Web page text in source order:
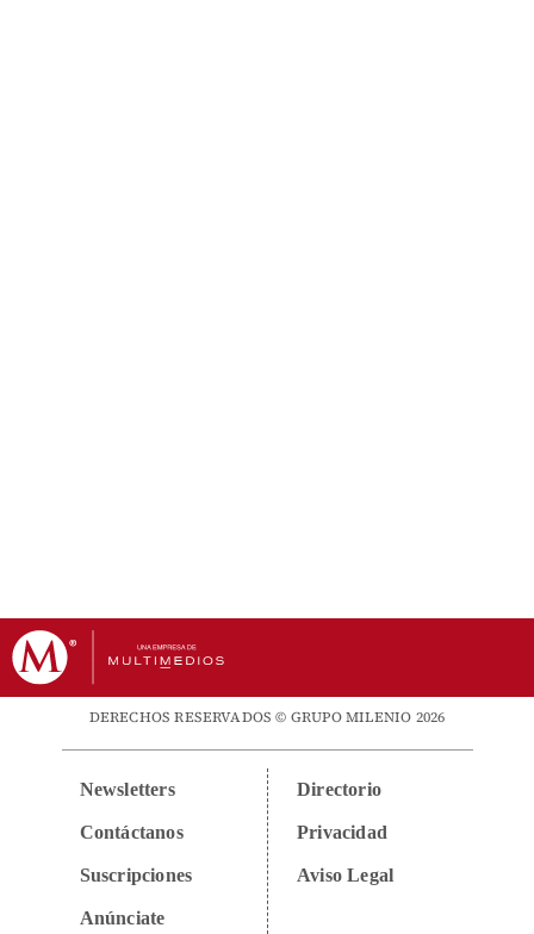
DERECHOS RESERVADOS © GRUPO MILENIO 2026
Newsletters
Contáctanos
Suscripciones
Anúnciate
Directorio
Privacidad
Aviso Legal